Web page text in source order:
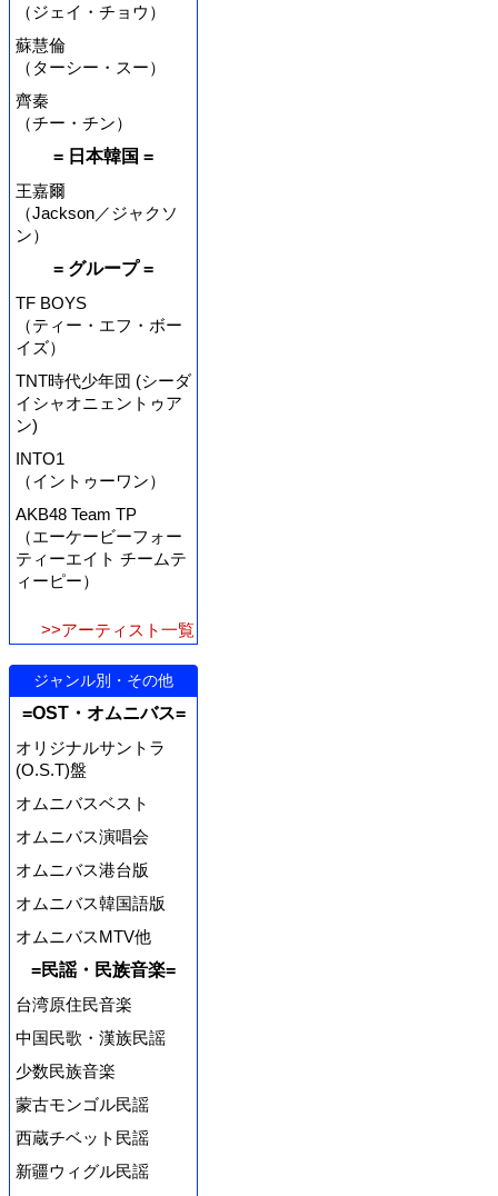
（ジェイ・チョウ）
蘇慧倫
（ターシー・スー）
齊秦
（チー・チン）
= 日本韓国 =
王嘉爾
（Jackson／ジャクソ
ン）
= グループ =
TF BOYS
（ティー・エフ・ボー
イズ）
TNT時代少年団 (シーダ
イシャオニェントゥア
ン)
INTO1
（イントゥーワン）
AKB48 Team TP
（エーケービーフォー
ティーエイト チームテ
ィーピー）
>>アーティスト一覧
ジャンル別・その他
=OST・オムニバス=
オリジナルサントラ
(O.S.T)盤
オムニバスベスト
オムニバス演唱会
オムニバス港台版
オムニバス韓国語版
オムニバスMTV他
=民謡・民族音楽=
台湾原住民音楽
中国民歌・漢族民謡
少数民族音楽
蒙古モンゴル民謡
西蔵チベット民謡
新疆ウィグル民謡